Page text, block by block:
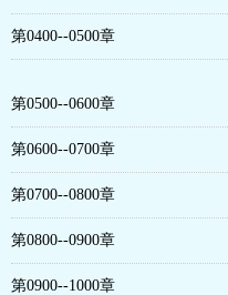
第0400--0500章
第0500--0600章
第0600--0700章
第0700--0800章
第0800--0900章
第0900--1000章